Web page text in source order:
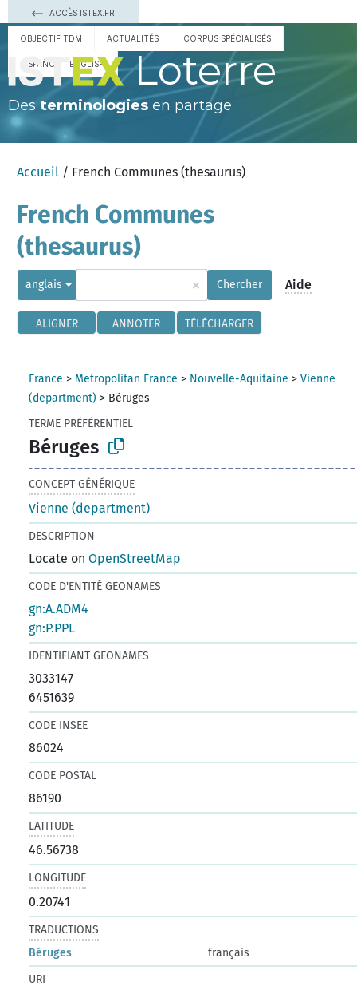
ACCÈS ISTEX.FR
OBJECTIF TDM ACTUALITÉS CORPUS SPÉCIALISÉS
ESPAÑOL ENGLISH Loterre
Des terminologies en partage
Accueil / French Communes (thesaurus)
French Communes
(thesaurus)
anglais × Chercher Aide
ALIGNER ANNOTER TÉLÉCHARGER
France > Metropolitan France > Nouvelle-Aquitaine >Vienne
(department) > Béruges
TERME PRÉFÉRENTIEL
Béruges
CONCEPT GÉNÉRIQUE
Vienne (department)
DESCRIPTION
Locate onOpenStreetMap
CODE D'ENTITÉ GEONAMES
gn:A.ADM4
gn:P.PPL
IDENTIFIANT GEONAMES
3033147
6451639
CODE INSEE
86024
CODE POSTAL
86190
LATITUDE
46.56738
LONGITUDE
0.20741
TRADUCTIONS
Béruges
français
URI